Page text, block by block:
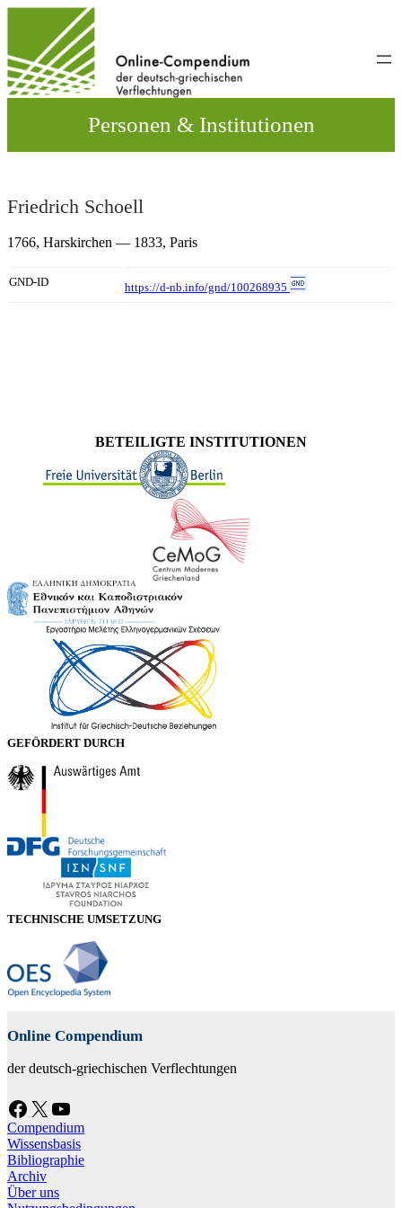
wechseln
Personen & Institutionen
Friedrich Schoell
1766, Harskirchen — 1833, Paris
GND-ID https://d-nb.info/gnd/100268935
BETEILIGTE INSTITUTIONEN
GEFÖRDERT DURCH
TECHNISCHE UMSETZUNG
Online Compendium
der deutsch-griechischen Verflechtungen
Facebook X YouTube
Compendium
Wissensbasis
Bibliographie
Archiv
Über uns